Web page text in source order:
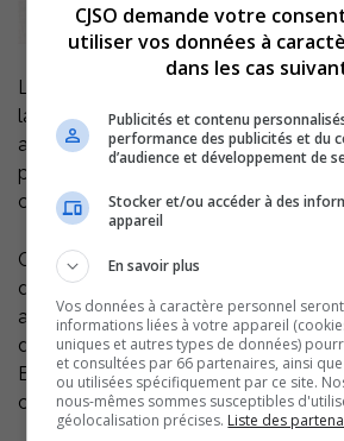
L’Escouade régionale mixte de
la Mauricie-Centre-du-Québec a
avril, à l’arrestation de cinq
procès, parce qu’ils n’ont pas
conditions de remise en liberté.
Ces personnes, qui s’adonnaient à
dans des maisons servant
activité, avaient été arrêtées soit
dernier suite à quatre perquisitions
Elphège, Saint-Célestin et Saint-
comparu au palais de justice de
CJSO demande votre
utiliser vos données à
dans les cas
Publicités et contenu
performance des publicités et du
d’audience et développement de
Stocker et/ou accéder à des
appareil
En savoir plus
Vos données à caractère personnel
informations liées à votre appareil
uniques et autres types de données)
et consultées par 66 partenaires, ainsi
ou utilisées spécifiquement par ce site.
nous-mêmes sommes susceptibles
géolocalisation précises. Liste des